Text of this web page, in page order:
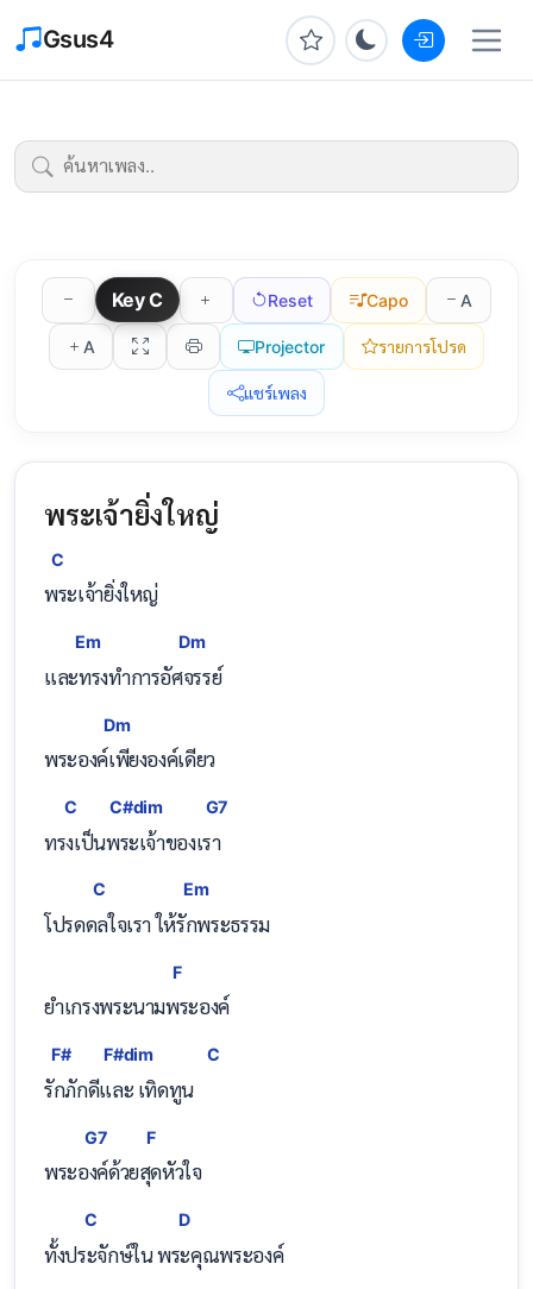
Gsus4
KeyC Reset Capo A
A Projector รายการโปรด
แชร์เพลง
พระเจ้ายิ่งใหญ่
C
พระเจ้ายิ่งใหญ่
แล
Em
ะทรงทำการอั
Dm
ศจรรย์
พระอง
Dm
ค์เพียงองค์เดียว
ท
C
รงเป็
C#dim
นพระเจ้
G7
าของเรา
โปรด
C
ดลใจเรา ให้
Em
รักพระธรรม
ยำเกรงพระนาม
F
พระองค์
F#
รักภั
F#dim
กดีแ
C
ละ เทิดทูน
พระ
G7
องค์ด้วย
F
สุดหัวใจ
ทั้งป
C
ระจักษ์ใน พ
D
ระคุณพระองค์